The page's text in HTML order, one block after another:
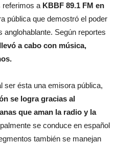
referimos a KBBF 89.1 FM en
pública que demostró el poder
anglohablante. Según reportes
a cabo con música,
ser ésta una emisora pública,
se logra gracias al
que aman la radio y la
se conduce en español
también se manejan